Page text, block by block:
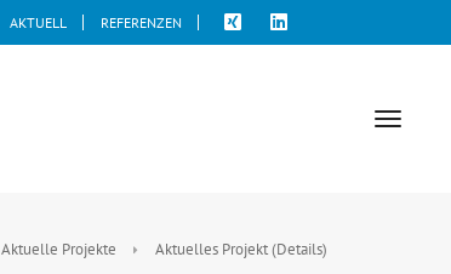
AKTUELL REFERENZEN
toggle
Aktuelle Projekte Aktuelles Projekt (Details)